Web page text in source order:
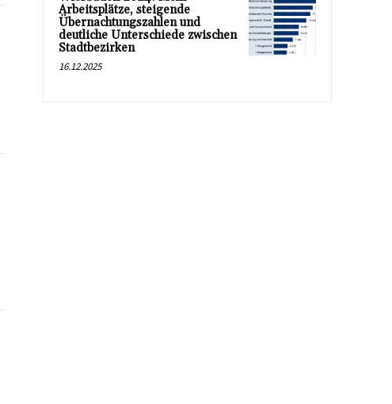
Arbeitsplätze, steigende
Übernachtungszahlen und
deutliche Unterschiede zwischen
Stadtbezirken
16.12.2025